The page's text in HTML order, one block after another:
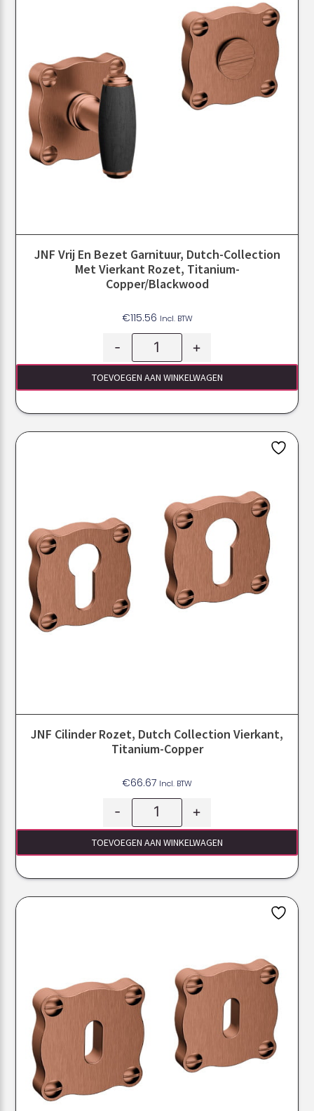
JNF Vrij En Bezet Garnituur, Dutch-Collection
Met Vierkant Rozet, Titanium-
Copper/Blackwood
€115.56 Incl. BTW
- +
TOEVOEGEN AAN WINKELWAGEN
JNF Cilinder Rozet, Dutch Collection Vierkant,
Titanium-Copper
€66.67 Incl. BTW
- +
TOEVOEGEN AAN WINKELWAGEN